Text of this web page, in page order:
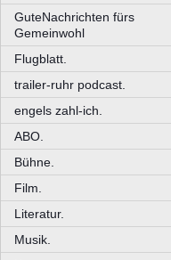
GuteNachrichten fürs
Gemeinwohl
Flugblatt.
trailer-ruhr podcast.
engels zahl-ich.
ABO.
Bühne.
Film.
Literatur.
Musik.